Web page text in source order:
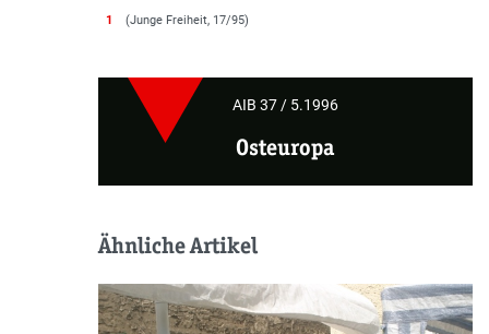
1 (Junge Freiheit, 17/95)
AIB 37 / 5.1996
Osteuropa
Ähnliche Artikel